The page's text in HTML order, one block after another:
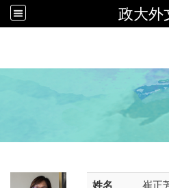
政大外
姓名 崔正